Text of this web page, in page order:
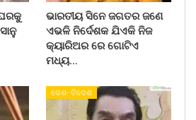
ଭାରତୀୟ ସିନେ ଜଗତର ଜଣେ
ଏଭଳି ନିର୍ଦେଶକ ଯିଏକି ନିଜ
କ୍ୟାରିଅର ରେ ଗୋଟିଏ
ମଧ୍ୟ…
ଦେଶ- ବିଦେଶ